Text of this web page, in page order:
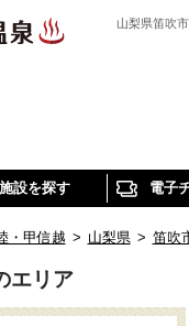
山梨県笛吹
設を探す 電子
・甲信越 > 山梨県 > 笛吹
エリア